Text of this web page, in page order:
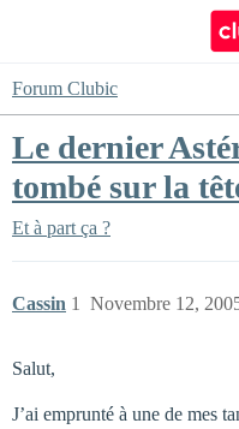
Forum Clubic
Le dernier
tombé sur la
Et à part ça ?
Cassin Novembre 12,
1
Salut,
J’ai emprunté à une de mes